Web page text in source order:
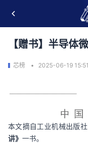
【赠书】半导体
芯榜 2025-06-19 15:51
本文摘自工业机械出版社
讲》 一书。